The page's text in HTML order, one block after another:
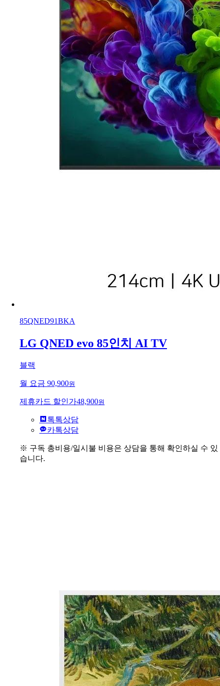
85QNED91BKA
LG QNED evo 85인치 AI TV
블랙
월 요금 90,900원
제휴카드 할인가48,900원
톡톡상담
카톡상담
※ 구독 총비용/일시불 비용은 상담을 통해 확인하실 수 있
습니다.